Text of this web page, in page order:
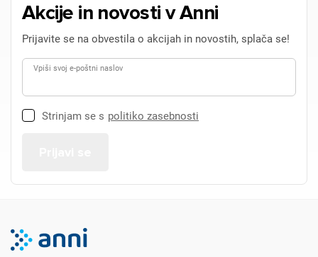
Akcije in novosti v Anni
Prijavite se na obvestila o akcijah in novostih, splača se!
Vpiši svoj e-poštni naslov
Strinjam se s politiko zasebnosti